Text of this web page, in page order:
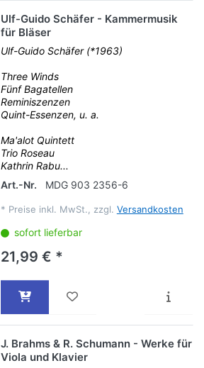
Ulf-Guido Schäfer - Kammermusik
für Bläser
Ulf-Guido Schäfer (*1963)
Three Winds
Fünf Bagatellen
Reminiszenzen
Quint-Essenzen, u. a.
Ma'alot Quintett
Trio Roseau
Kathrin Rabu...
Art.-Nr.
MDG 903 2356-6
* Preise inkl. MwSt., zzgl. Versandkosten
sofort lieferbar
21,99 € *
J. Brahms & R. Schumann - Werke für
Viola und Klavier